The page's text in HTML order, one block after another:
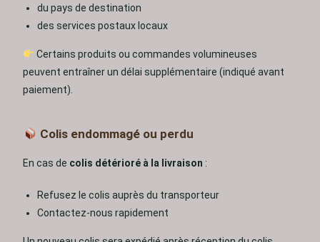
du pays de destination
des services postaux locaux
Certains produits ou commandes volumineuses
peuvent entraîner un délai supplémentaire (indiqué avant
paiement).
Colis endommagé ou perdu
En cas de colis détérioré à la livraison :
Refusez le colis auprès du transporteur
Contactez-nous rapidement